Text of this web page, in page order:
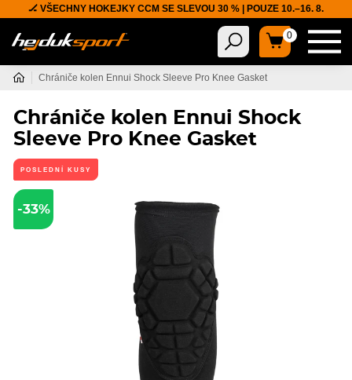
🏒 VŠECHNY HOKEJKY CCM SE SLEVOU 30 % | POUZE 10.–16. 8.
0
Chrániče kolen Ennui Shock Sleeve Pro Knee Gasket
Chrániče kolen Ennui Shock
Sleeve Pro Knee Gasket
POSLEDNÍ KUSY
-33%